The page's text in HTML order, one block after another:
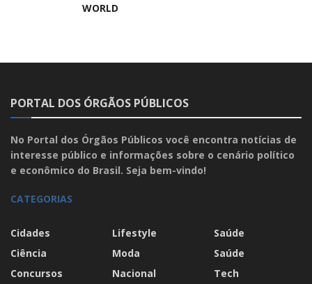
WORLD
PORTAL DOS ÓRGÃOS PÚBLICOS
No Portal dos Órgãos Públicos você encontra notícias de
interesse público e informações sobre o cenário político
e econômico do Brasil. Seja bem-vindo!
CATEGORIAS
Cidades
Ciência
Concursos
Lifestyle
Moda
Nacional
Saúde
Saúde
Tech